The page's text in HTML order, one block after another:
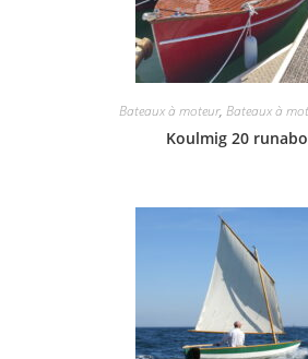
Bateaux à moteur, Bateaux à
Koulmig 20